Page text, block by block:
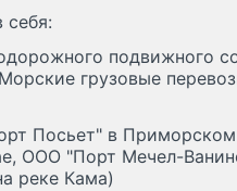
себя:
подвижного
грузовые
Посьет" в
ООО "Порт Мечел-
реке Кама)